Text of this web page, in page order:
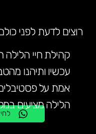
קהילת חיי
עכשיו ותיהנו
אמת על פסטיבלים
הלילה מציעים
רוצים לדעת לפני